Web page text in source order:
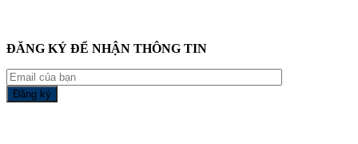
ĐĂNG KÝ ĐỂ NHẬN THÔNG TIN